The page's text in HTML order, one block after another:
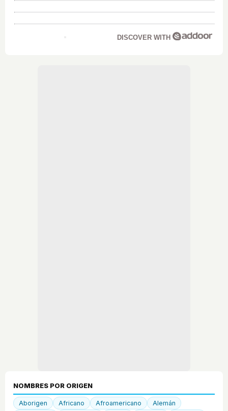
DISCOVER WITH
NOMBRES POR ORIGEN
Aborigen Africano Afroamericano
Alemán